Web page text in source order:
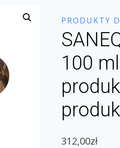
PRODUKTY
100
312,00zł